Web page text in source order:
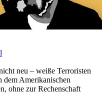
neu – weiße Terroristen
dem Amerikanischen
ohne zur Rechenschaft